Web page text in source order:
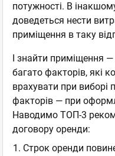
потужності. В
доведеться нести
приміщення в таку
І знайти приміщення —
багато факторів, які
врахувати при виборі
факторів — при
Наводимо ТОП-3
договору оренди:
Строк оренди